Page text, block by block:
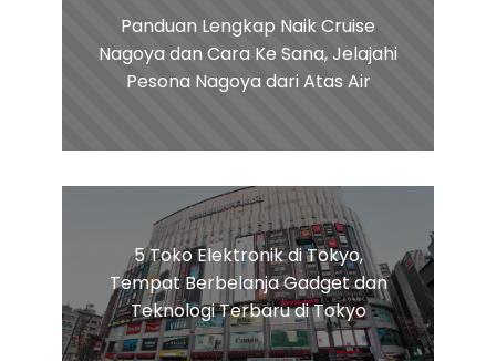
Panduan Lengkap Naik Cruise
Nagoya dan Cara Ke Sana, Jelajahi
Pesona Nagoya dari Atas Air
5 Toko Elektronik di Tokyo,
Tempat Berbelanja Gadget dan
Teknologi Terbaru di Tokyo